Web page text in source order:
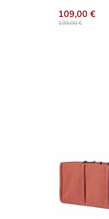
109,00 €
139,00 €